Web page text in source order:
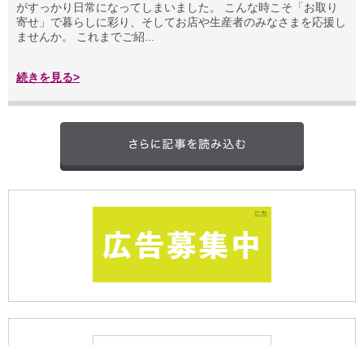
がすっかり日常になってしまいました。 こんな時こそ「お取り
寄せ」で暮らしに彩り、そしてお店や生産者のみなさまを応援し
ませんか。 これまでご紹...
続きを見る>